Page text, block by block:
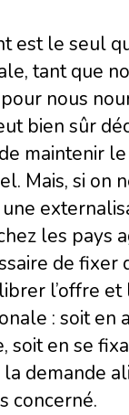
est le seul
tant que
nous
bien sûr
maintenir
Mais, si on
les pays
de fixer
l’offre et
: soit en
soit en se
demande
concerné.